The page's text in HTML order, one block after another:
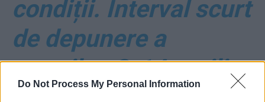
Do Not Process My Personal Information
condiții. Interval scurt
de depunere a
cererilor, 3-14 aprilie,